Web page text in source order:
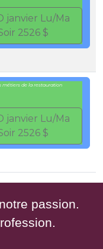
janvier Lu/Ma
2526 $
métiers de la restauration
janvier Lu/Ma
2526 $
passion.